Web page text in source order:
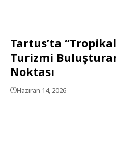
Tartus’ta
Turizmi
Noktası
Haziran 14, 2026